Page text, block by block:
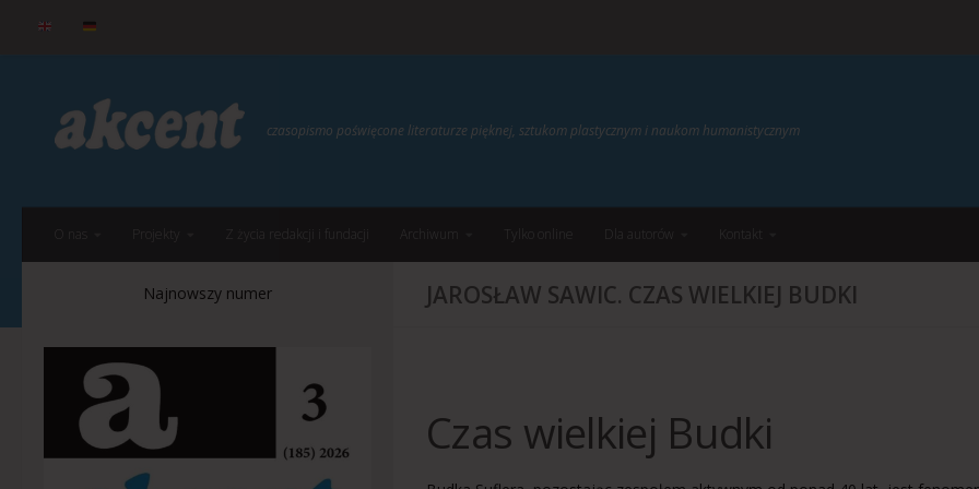
Przejdź do treści
czasopismo poświęcone literaturze pięknej, sztukom plastycznym i naukom humanistycznym
Projekty Z życia redakcji i fundacji Archiwum Tylko online Dla autorów Kontakt
JAROSŁAW SAWIC. CZAS WIELKIEJ BUDKI
Czas wielkiej Budki
Najnowszy numer